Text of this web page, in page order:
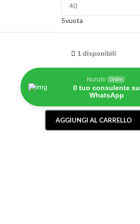
Svuota
1 disponibili
Nunzio Online
Il tuo consulente su
WhatsApp
AGGIUNGI AL CARRELLO